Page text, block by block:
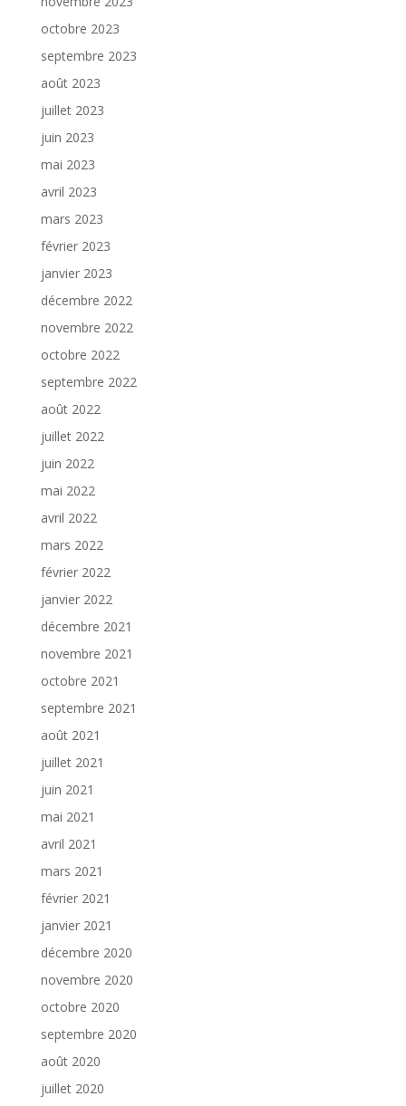
octobre 2023
septembre 2023
août 2023
juillet 2023
juin 2023
mai 2023
avril 2023
mars 2023
février 2023
janvier 2023
décembre 2022
novembre 2022
octobre 2022
septembre 2022
août 2022
juillet 2022
juin 2022
mai 2022
avril 2022
mars 2022
février 2022
janvier 2022
décembre 2021
novembre 2021
octobre 2021
septembre 2021
août 2021
juillet 2021
juin 2021
mai 2021
avril 2021
mars 2021
février 2021
janvier 2021
décembre 2020
novembre 2020
octobre 2020
septembre 2020
août 2020
juillet 2020